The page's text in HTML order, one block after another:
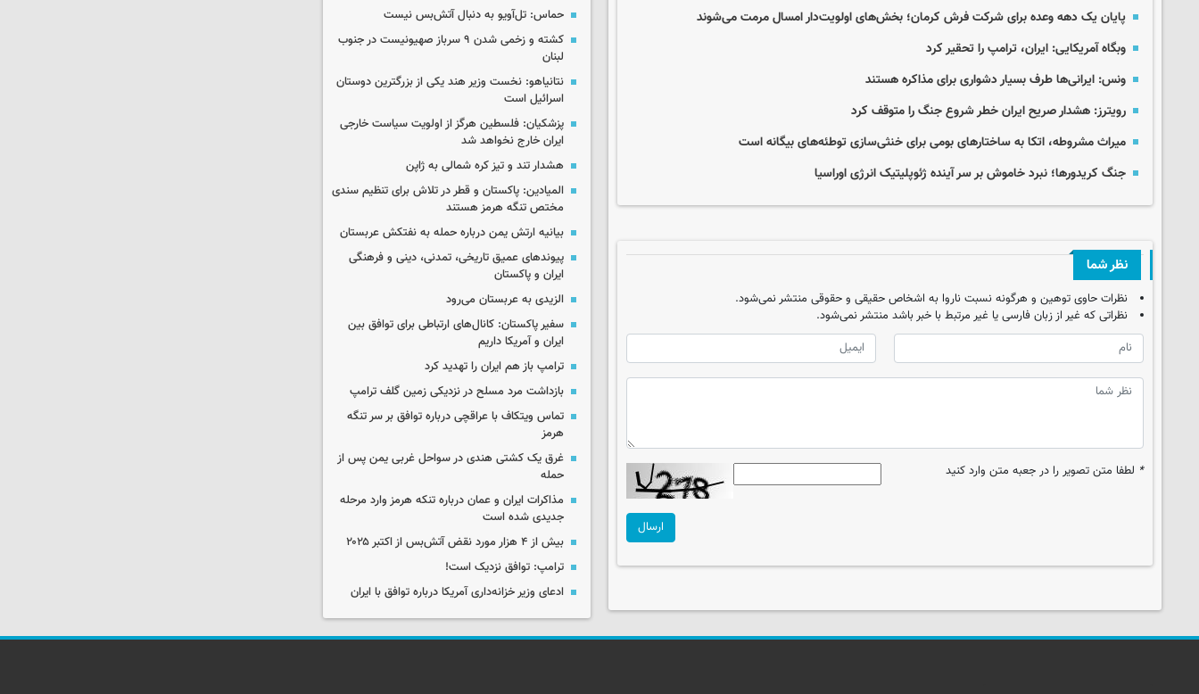
پایان یک دهه وعده برای شرکت فرش کرمان؛ بخش‌های اولویت‌دار امسال مرمت می‌شوند
وبگاه آمریکایی: ایران، ترامپ را تحقیر کرد
ونس: ایرانی‌ها طرف بسیار دشواری برای مذاکره هستند
رویترز: هشدار صریح ایران خطر شروع جنگ را متوقف کرد
میراث مشروطه، اتکا به ساختارهای بومی برای خنثی‌سازی توطئه‌های بیگانه است
جنگ کریدورها؛ نبرد خاموش بر سر آینده ژئوپلیتیک انرژی اوراسیا
نظر شما
نظرات حاوی توهین و هرگونه نسبت ناروا به اشخاص حقیقی و حقوقی منتشر نمی‌شود.
نظراتی که غیر از زبان فارسی یا غیر مرتبط با خبر باشد منتشر نمی‌شود.
* لطفا متن تصویر را در جعبه متن وارد کنید
ارسال
حماس: تل‌آویو به دنبال آتش‌بس نیست
کشته و زخمی شدن ۹ سرباز صهیونیست در جنوب
لبنان
نتانیاهو: نخست وزیر هند یکی از بزرگترین دوستان
اسرائیل است
پزشکیان: فلسطین هرگز از اولویت سیاست خارجی
ایران خارج نخواهد شد
هشدار تند و تیز کره شمالی به ژاپن
المیادین: پاکستان و قطر در تلاش برای تنظیم سندی
مختص تنگه هرمز هستند
بیانیه ارتش یمن درباره حمله به نفتکش عربستان
پیوندهای عمیق تاریخی، تمدنی، دینی و فرهنگی
ایران و پاکستان
الزیدی به عربستان می‌رود
سفیر پاکستان: کانال‌های ارتباطی برای توافق بین
ایران و آمریکا داریم
ترامپ باز هم ایران را تهدید کرد
بازداشت مرد مسلح در نزدیکی زمین گلف ترامپ
تماس ویتکاف با عراقچی درباره توافق بر سر تنگه
هرمز
غرق یک کشتی هندی در سواحل غربی یمن پس از
حمله
مذاکرات ایران و عمان درباره تنکه هرمز وارد مرحله
جدیدی شده است
بیش از ۴ هزار مورد نقض آتش‌بس از اکتبر ۲۰۲۵
ترامپ: توافق نزدیک است!
ادعای وزیر خزانه‌داری آمریکا درباره توافق با ایران